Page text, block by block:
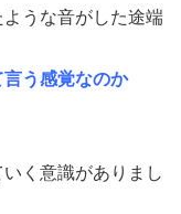
うな音がした途端
言う感覚なのか
く意識がありまし